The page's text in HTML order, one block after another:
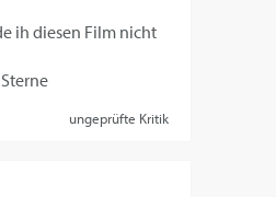
ih diesen Film nicht
ungeprüfte Kritik